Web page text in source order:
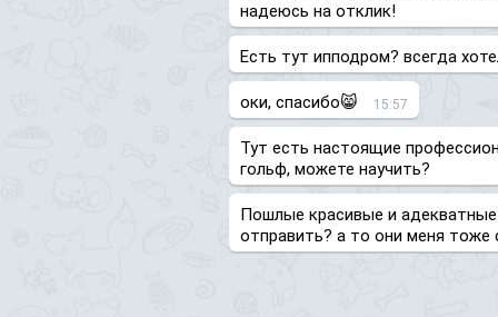
надеюсь на отклик!
Есть тут ипподром? всегда
оки, спасибо😸 15:57
Тут есть настоящие
гольф, можете научить?
Пошлые красивые и
отправить? а то они меня